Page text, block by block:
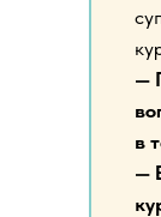
—
в
—